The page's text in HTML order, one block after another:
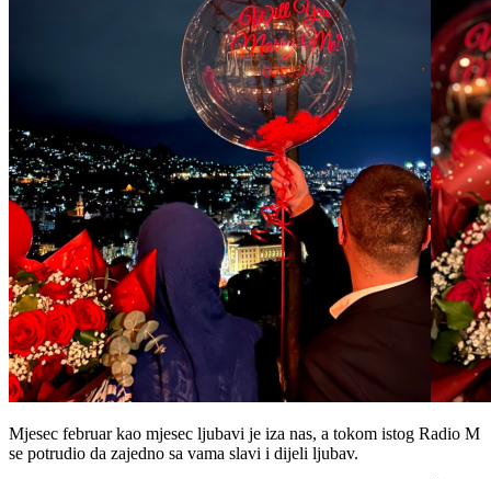
Mjesec februar kao mjesec ljubavi je iza nas, a tokom istog Radio M
se potrudio da zajedno sa vama slavi i dijeli ljubav.